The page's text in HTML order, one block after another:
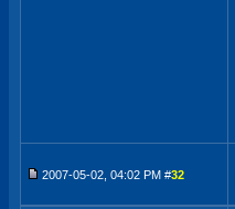
2007-05-02, 04:02 PM #32